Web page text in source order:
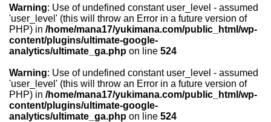
Warning: Use of undefined constant user_level - assumed
'user_level' (this will throw an Error in a future version of
PHP) in /home/mana17/yukimana.com/public_html/wp-
content/plugins/ultimate-google-
analytics/ultimate_ga.php on line 524
Warning: Use of undefined constant user_level - assumed
'user_level' (this will throw an Error in a future version of
PHP) in /home/mana17/yukimana.com/public_html/wp-
content/plugins/ultimate-google-
analytics/ultimate_ga.php on line 524